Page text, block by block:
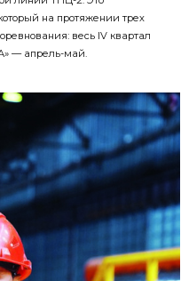
на протяжении трех
весь IV квартал
— апрель-май.